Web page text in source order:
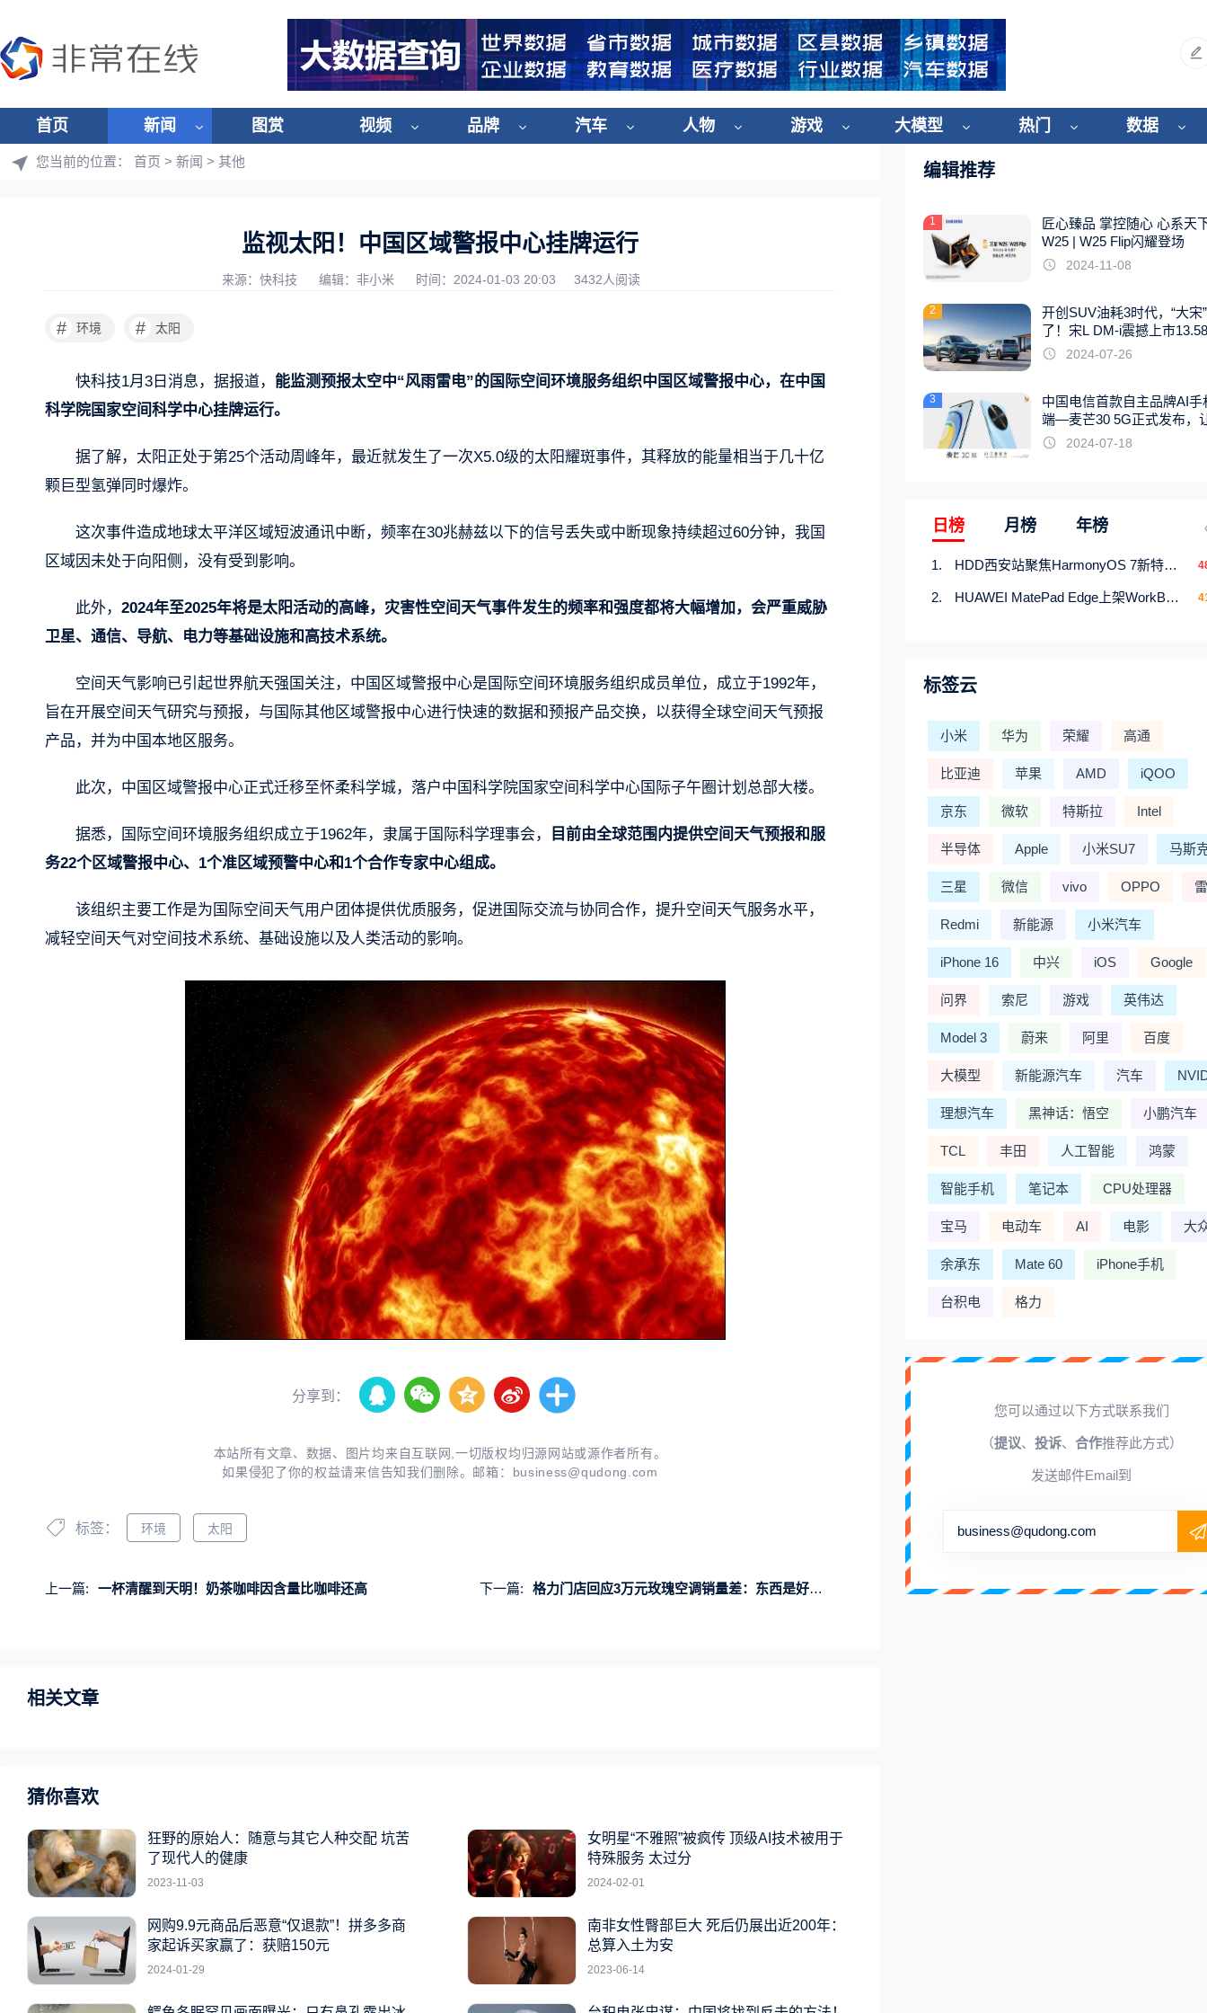
首页 新闻 图赏 视频 品牌 汽车 人物 游戏 大模型 热门 数据
您当前的位置： 首页 > 新闻 > 其他
监视太阳！中国区域警报中心挂牌运行
来源：快科技 编辑：非小米 时间：2024-01-03 20:03 3432人阅读
# 环境 # 太阳
快科技1月3日消息，据报道， 能监测预报太空中“风雨雷电”的国际空间环境服务组织中国区域警报中心，在中国
科学院国家空间科学中心挂牌运行。
据了解，太阳正处于第25个活动周峰年，最近就发生了一次X5.0级的太阳耀斑事件，其释放的能量相当于几十亿
颗巨型氢弹同时爆炸。
这次事件造成地球太平洋区域短波通讯中断，频率在30兆赫兹以下的信号丢失或中断现象持续超过60分钟，我国
区域因未处于向阳侧，没有受到影响。
此外， 2024年至2025年将是太阳活动的高峰，灾害性空间天气事件发生的频率和强度都将大幅增加，会严重威胁
卫星、通信、导航、电力等基础设施和高技术系统。
空间天气影响已引起世界航天强国关注，中国区域警报中心是国际空间环境服务组织成员单位，成立于1992年，
旨在开展空间天气研究与预报，与国际其他区域警报中心进行快速的数据和预报产品交换，以获得全球空间天气预报
产品，并为中国本地区服务。
此次，中国区域警报中心正式迁移至怀柔科学城，落户中国科学院国家空间科学中心国际子午圈计划总部大楼。
据悉，国际空间环境服务组织成立于1962年，隶属于国际科学理事会，
目前由全球范围内提供空间天气预报和服
务22个区域警报中心、1个准区域预警中心和1个合作专家中心组成。
该组织主要工作是为国际空间天气用户团体提供优质服务，促进国际交流与协同合作，提升空间天气服务水平，
减轻空间天气对空间技术系统、基础设施以及人类活动的影响。
分享到：
本站所有文章、数据、图片均来自互联网,一切版权均归源网站或源作者所有。
如果侵犯了你的权益请来信告知我们删除。邮箱： business@qudong.com
标签： 环境 太阳
上一篇: 一杯清醒到天明！奶茶咖啡因含量比咖啡还高 下一篇: 格力门店回应3万元玫瑰空调销量差：东西是好东西
相关文章
猜你喜欢
狂野的原始人：随意与其它人种交配 坑苦
了现代人的健康
2023-11-03
女明星“不雅照”被疯传 顶级AI技术被用于
特殊服务 太过分
2024-02-01
网购9.9元商品后恶意“仅退款”！拼多多商
家起诉买家赢了：获赔150元
2024-01-29
南非女性臀部巨大 死后仍展出近200年：
总算入土为安
2023-06-14
编辑推荐
1
匠心臻品 掌控随心 心系天
W25 | W25 Flip闪耀登场
2024-11-08
2
开创SUV油耗3时代，“大宋
了！宋L DM-i震撼上市
起
2024-07-26
3
中国电信首款自主品牌AI手
端—麦芒30 5G正式发布，
触手可及2024-07-18
日榜 月榜 年榜
HDD西安站聚焦HarmonyOS 7新特性，解锁从互联到智能的应用开发新范式
HUAWEI MatePad Edge上架WorkBuddy鸿蒙PC版，说话就能干活的AI办公搭子
标签云
小米 华为 荣耀 高通
比亚迪 苹果 AMD iQOO
京东 微软 特斯拉 Intel
半导体 Apple 小米SU7 马斯
三星 微信 vivo OPPO
Redmi 新能源 小米汽车
iPhone 16 中兴 iOS Google
问界 索尼 游戏 英伟达
Model 3 蔚来 阿里 百度
大模型 新能源汽车 汽车
理想汽车 黑神话：悟空 小鹏汽车
TCL 丰田 人工智能 鸿蒙
智能手机 笔记本 CPU处理器
宝马 电动车 AI 电影 大
余承东 Mate 60 iPhone手机
台积电 格力
您可以通过以下方式联系我们
（提议、 投诉、 合作推荐此方式）
发送邮件Email到
business@qudong.com